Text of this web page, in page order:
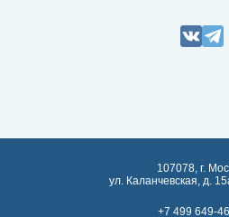
107078, г.
ул. Каланчевская, д.
+7 499 649-